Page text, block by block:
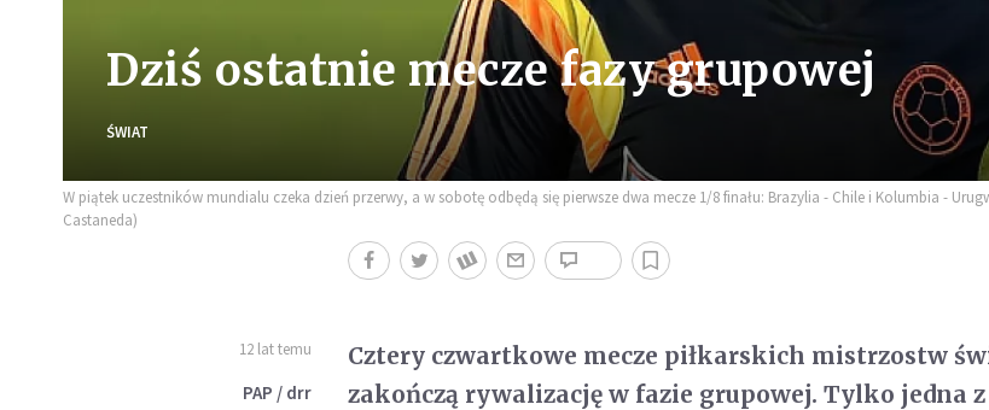
Dziś ostatnie mecze fazy grupowej
ŚWIAT
W piątek uczestników mundialu czeka dzień przerwy, a w sobotę odbędą się pierwsze dwa mecze 1/8 finału: Brazylia - Chile i Kolumbia -
Castaneda)
12 lat temu
PAP / drr
Cztery czwartkowe mecze piłkarskich mistrzostw
zakończą rywalizację w fazie grupowej. Tylko jedna